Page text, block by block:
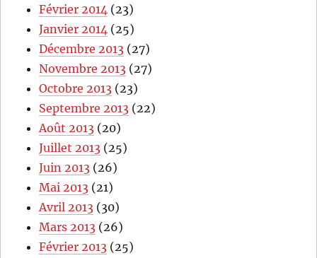
Février 2014 (23)
Janvier 2014 (25)
Décembre 2013 (27)
Novembre 2013 (27)
Octobre 2013 (23)
Septembre 2013 (22)
Août 2013 (20)
Juillet 2013 (25)
Juin 2013 (26)
Mai 2013 (21)
Avril 2013 (30)
Mars 2013 (26)
Février 2013 (25)